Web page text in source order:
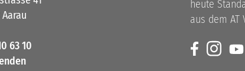
63 10
heute
aus dem